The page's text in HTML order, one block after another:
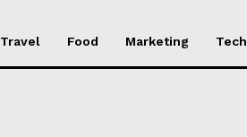
Travel Food Marketing Tech